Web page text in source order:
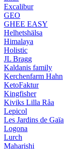
Excalibur
GEO
GHEE EASY
Helhetshälsa
Himalaya
Holistic
JL Bragg
Kaldanis family
Kerchenfarm Hahn
KetoFaktur
Kingfisher
Kiviks Lilla Råa
Lepicol
Les Jardins de Gaïa
Logona
Lurch
Maharishi